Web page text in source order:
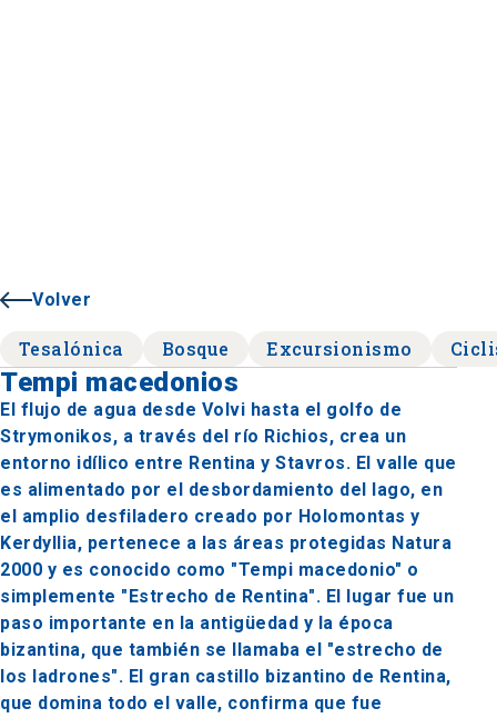
Volver
Tesalónica Bosque Excursionismo
Tempi macedonios
El flujo de agua desde Volvi hasta el golfo de
Strymonikos, a través del río Richios, crea un
entorno idílico entre Rentina y Stavros. El valle que
es alimentado por el desbordamiento del lago, en
el amplio desfiladero creado por Holomontas y
Kerdyllia, pertenece a las áreas protegidas Natura
2000 y es conocido como "Tempi macedonio" o
simplemente "Estrecho de Rentina". El lugar fue un
paso importante en la antigüedad y la época
bizantina, que también se llamaba el "estrecho de
los ladrones". El gran castillo bizantino de Rentina,
que domina todo el valle, confirma que fue